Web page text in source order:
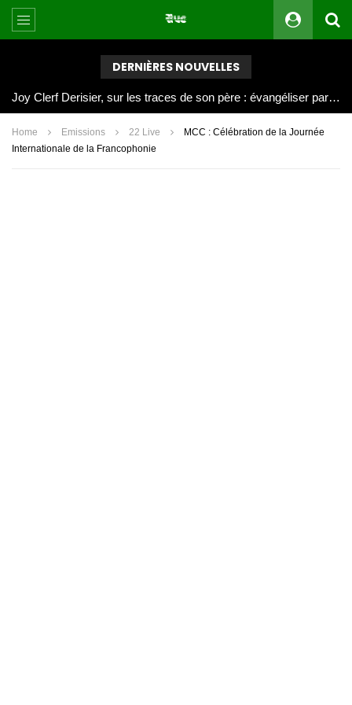
DERNIÈRES NOUVELLES
Joy Clerf Derisier, sur les traces de son père : évangéliser par la musique
Home Emissions 22 Live
MCC : Célébration de la Journée
Internationale de la Francophonie